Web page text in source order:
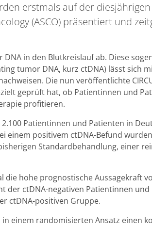
erstmals auf der
(ASCO) präsentiert und
in den Blutkreislauf ab. Diese
tumor DNA, kurz ctDNA) lässt sich
Die nun veröffentlichte
geprüft hat, ob Patientinnen und
profitieren.
Patientinnen und Patienten in
einem positivem ctDNA-Befund
Standardbehandlung, einer
die hohe prognostische Aussagekraft
der ctDNA-negativen Patientinnen
ctDNA-positiven Gruppe.
einem randomisierten Ansatz einen